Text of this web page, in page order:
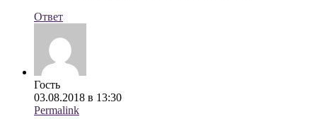
Ответ
Гость
03.08.2018 в 13:30
Permalink